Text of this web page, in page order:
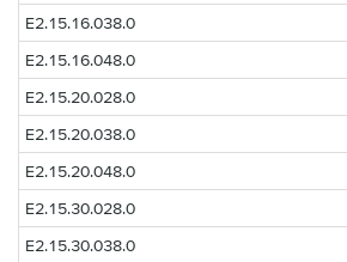
E2.15.16.038.0
E2.15.16.048.0
E2.15.20.028.0
E2.15.20.038.0
E2.15.20.048.0
E2.15.30.028.0
E2.15.30.038.0